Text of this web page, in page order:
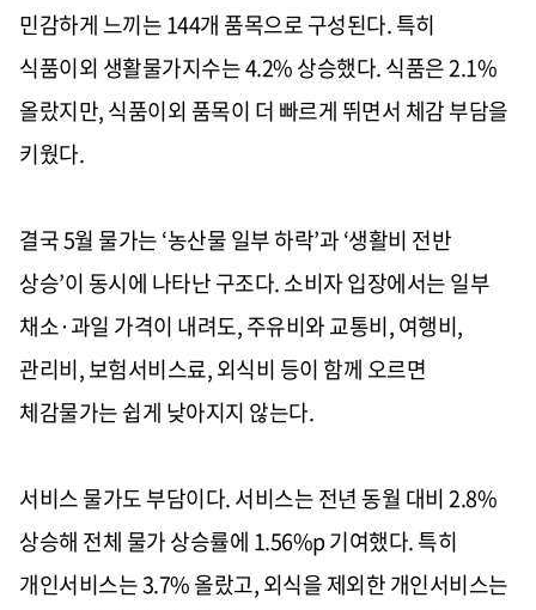
민감하게 느끼는 144개 품목으로 구성된다. 특히
식품이외 생활물가지수는 4.2% 상승했다. 식품은 2.1%
올랐지만, 식품이외 품목이 더 빠르게 뛰면서 체감 부담을
키웠다.
결국 5월 물가는 ‘농산물 일부 하락’과 ‘생활비 전반
상승’이 동시에 나타난 구조다. 소비자 입장에서는 일부
채소·과일 가격이 내려도, 주유비와 교통비, 여행비,
관리비, 보험서비스료, 외식비 등이 함께 오르면
체감물가는 쉽게 낮아지지 않는다.
서비스 물가도 부담이다. 서비스는 전년 동월 대비 2.8%
상승해 전체 물가 상승률에 1.56%p 기여했다. 특히
개인서비스는 3.7% 올랐고, 외식을 제외한 개인서비스는